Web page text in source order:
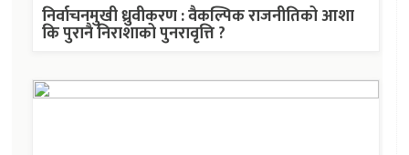
निर्वाचनमुखी ध्रुवीकरण : वैकल्पिक राजनीतिको आशा
कि पुरानै निराशाको पुनरावृत्ति ?